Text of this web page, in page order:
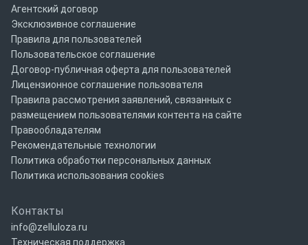
Агентский договор
Эксклюзивное соглашение
Правила для пользователей
Пользовательское соглашение
Договор-публичная оферта для пользователей
Лицензионное соглашение пользователя
Правила рассмотрения заявлений, связанных с
размещением пользователями контента на сайте
Правообладателям
Рекомендательные технологии
Политика обработки персональных данных
Политика использования cookies
Контакты
info@zelluloza.ru
Техническая поддержка